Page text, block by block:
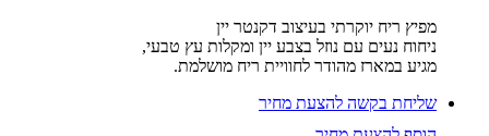
מפיץ ריח יוקרתי בעיצוב דקנטר יין
ניחוח נעים עם נוזל בצבע יין ומקלות עץ טבעי,
מגיע במארז מהודר לחוויית ריח מושלמת.
שליחת בקשה להצעת מחיר